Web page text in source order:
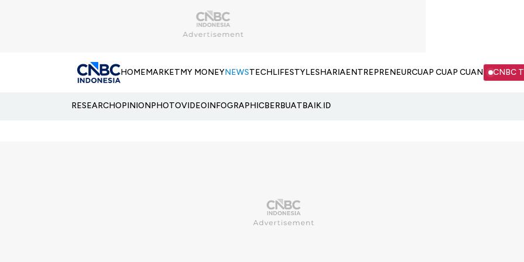
HOMEMARKETMY MONEYNEWSTECHLIFESTYLESHARIAENTREPRENEURCUAP CUAP CUAN CNBC
RESEARCHOPINIONPHOTOVIDEOINFOGRAPHICBERBUATBAIK.ID